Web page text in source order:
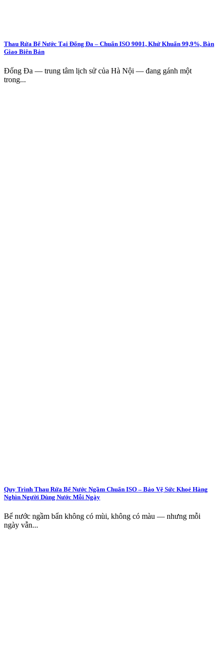
Thau Rửa Bể Nước Tại Đống Đa – Chuẩn ISO 9001, Khử Khuẩn 99,9%, Bàn
Giao Biên Bản
Đống Đa — trung tâm lịch sử của Hà Nội — đang gánh một
trong...
Quy Trình Thau Rửa Bể Nước Ngầm Chuẩn ISO – Bảo Vệ Sức Khoẻ Hàng
Nghìn Người Dùng Nước Mỗi Ngày
Bể nước ngầm bẩn không có mùi, không có màu — nhưng mỗi
ngày vẫn...